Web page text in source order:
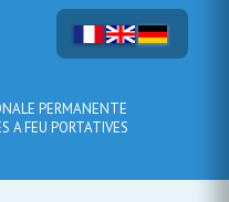
PERMANENTE
A FEU PORTATIVES